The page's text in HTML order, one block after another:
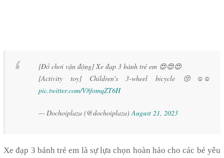
[Đồ chơi vận động] Xe đạp 3 bánh trẻ em 😍😍😍
[Activity toy] Children's 3-wheel bicycle 😚☺️☺️
pic.twitter.com/V8fomqZT6H
— Dochoiplaza (@dochoiplaza)August 21, 2023
Xe đạp 3 bánh trẻ em là sự lựa chọn hoàn hảo cho các bé yêu